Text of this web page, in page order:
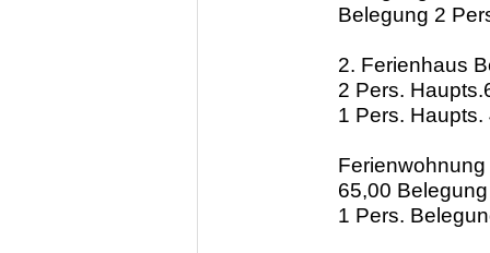
Belegung 2
2. Ferienhaus
2 Pers.
1 Pers.
65,00
1 Pers.